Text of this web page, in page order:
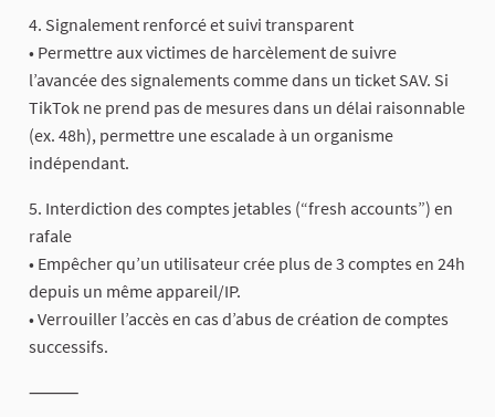
4. Signalement renforcé et suivi transparent
• Permettre aux victimes de harcèlement de suivre
l’avancée des signalements comme dans un ticket SAV. Si
TikTok ne prend pas de mesures dans un délai raisonnable
(ex. 48h), permettre une escalade à un organisme
indépendant.
5. Interdiction des comptes jetables (“fresh accounts”) en
rafale
• Empêcher qu’un utilisateur crée plus de 3 comptes en 24h
depuis un même appareil/IP.
• Verrouiller l’accès en cas d’abus de création de comptes
successifs.
⸻